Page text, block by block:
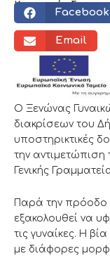
Κοινωνικός
Facebook
Email
Ο Ξενώνας
διακρίσεων του
υποστηρικτικές
την αντιμετώπιση
Γενικής
Παρά την πρόοδο
εξακολουθεί να
τις γυναίκες. Η
με διάφορες